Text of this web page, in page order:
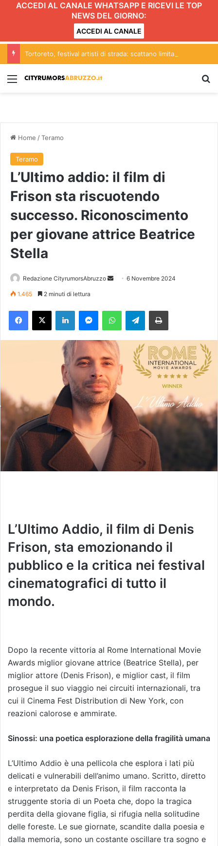
ACCEDI AL CANALE WHATSAPP E RICEVI LE TOP
NEWS DEL GIORNO:
ACCEDI AL CANALE
Menu
Home /Teramo
Teramo
L’Ultimo addio: il film di
Frison sta riscuotendo
successo. Riconoscimento
per giovane attrice Beatrice
Stella
Redazione CityrumorsAbruzzo
a
n
'
m
a
6 Novembre 2024
1.465 2 minuti di lettura
Telegram
L’Ultimo Addio, il film di Denis
Frison, sta emozionando il
pubblico e la critica nei festival
cinematografici di tutto il
mondo.
Dopo la recente vittoria al Rome International Movie
Awards miglior giovane attrice (Beatrice Stella), per
miglior attore (Denis Frison), e miglior cast, il film
prosegue il suo viaggio nei circuiti internazionali, tra
cui il Cinema Fest Distribution di New York, con
reazioni calorose e ammirate.
Sinossi: una poetica esplorazione della fragilità umana
L’Ultimo Addio è una pellicola che esplora i lati più
delicati e vulnerabili dell’animo umano. Scritto, diretto
e interpretato da Denis Frison, il film racconta la
struggente storia di un Poeta che, dopo la tragica
perdita della giovane figlia, si rifugia nella solitudine
delle foreste. Le sue giornate, scandite dalla poesia e
dalla memoria, sono un costante oscillare tra sogno e